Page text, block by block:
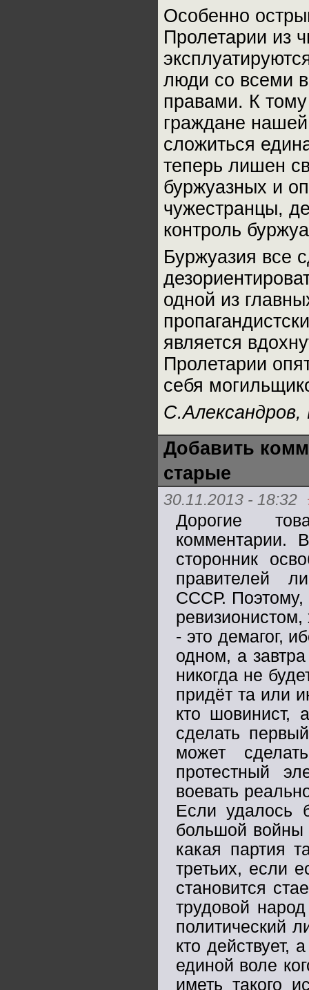
Особенно
Пролетарии из
люди со всеми
правами. К
граждане
сложиться
теперь лишен
буржуазных и
чужестранцы,
контроль
Буржуазия все
одной из
является
Пролетарии
себя
Добавить
старые
30.11.2013 - 18:32
Дорогие
комментарии.
сторонник
правителей
СССР. Поэтому,
- это демагог,
одном, а
никогда не
придёт та или
кто шовинист,
сделать
может
протестный
воевать
Если удалось
большой войны
какая партия
третьих, если
становится
трудовой
политический
кто действует,
единой воле
иметь такого